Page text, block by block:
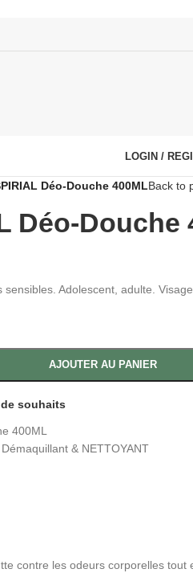
LOGIN /
Déo-Douche 400MLBack to
Déo-Douche
Adolescent, adulte.
AJOUTER AU PANIER
souhaits
400ML
Démaquillant & NETTOYANT
contre les odeurs corporelles tout